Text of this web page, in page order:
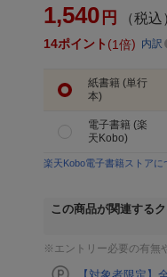
1,540 円 （税込
14ポイント 1倍 内訳
紙書籍 (単行
本)
電子書籍 (楽
天Kobo)
楽天Kobo電子書籍ストアに
この商品が関連する
※エントリー必要の有無